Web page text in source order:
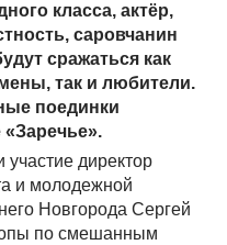
класса, актёр,
саровчанин
сражаться как
так и любители.
поединки
директор
и молодежной
Новгорода Сергей
по смешанным